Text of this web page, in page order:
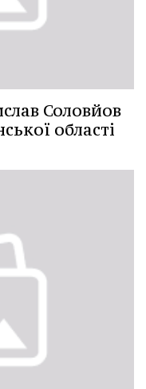
Соловйов
області